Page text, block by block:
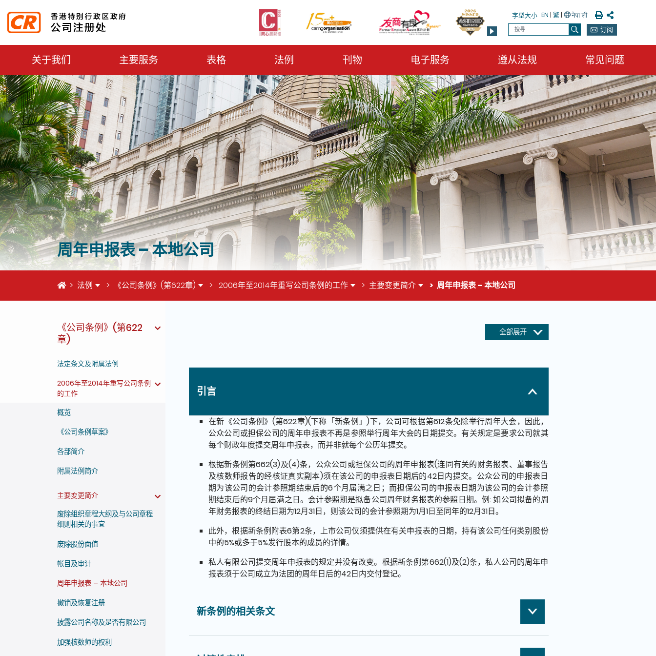
字型大小 EN | 繁| 列印 分享
搜寻
搜寻 订阅
关于我们 主要服务 表格 法例 刊物 电子服务 遵从法规 常见问题
周年申报表 – 本地公司
首页法例 《公司条例》(第622章) 2006年至2014年重写公司条例的工作 主要变更简介 周年申报表 – 本地公司
《公司条例》(第622
章)
法定条文及附属法例
2006年至2014年重写公司条例
的工作
概览
《公司条例草案》
各部简介
附属法例简介
主要变更简介
废除组织章程大纲及与公司章程
细则相关的事宜
废除股份面值
帐目及审计
周年申报表 – 本地公司
撤销及恢复注册
披露公司名称及是否有限公司
加强核数师的权利
全部展开
引言
在新《公司条例》(第622章)(下称「新条例」)下，公司可根据第612条免除举行周年大会，因此，
公众公司或担保公司的周年申报表不再是参照举行周年大会的日期提交。有关规定是要求公司就其
每个财政年度提交周年申报表，而并非就每个公历年提交。
根据新条例第662(3)及(4)条，公众公司或担保公司的周年申报表(连同有关的财务报表、董事报告
及核数师报告的经核证真实副本)须在该公司的申报表日期后的42日内提交。公众公司的申报表日
期为该公司的会计参照期结束后的6个月届满之日；而担保公司的申报表日期为该公司的会计参照
期结束后的9个月届满之日。会计参照期是拟备公司周年财务报表的参照日期。例: 如公司拟备的周
年财务报表的终结日期为12月31日，则该公司的会计参照期为1月1日至同年的12月31日。
此外，根据新条例附表6第2条，上市公司仅须提供在有关申报表的日期，持有该公司任何类别股份
中的5%或多于5%发行股本的成员的详情。
私人有限公司提交周年申报表的规定并没有改变。根据新条例第662(1)及(2)条，私人公司的周年申
报表须于公司成立为法团的周年日后的42日内交付登记。
新条例的相关条文